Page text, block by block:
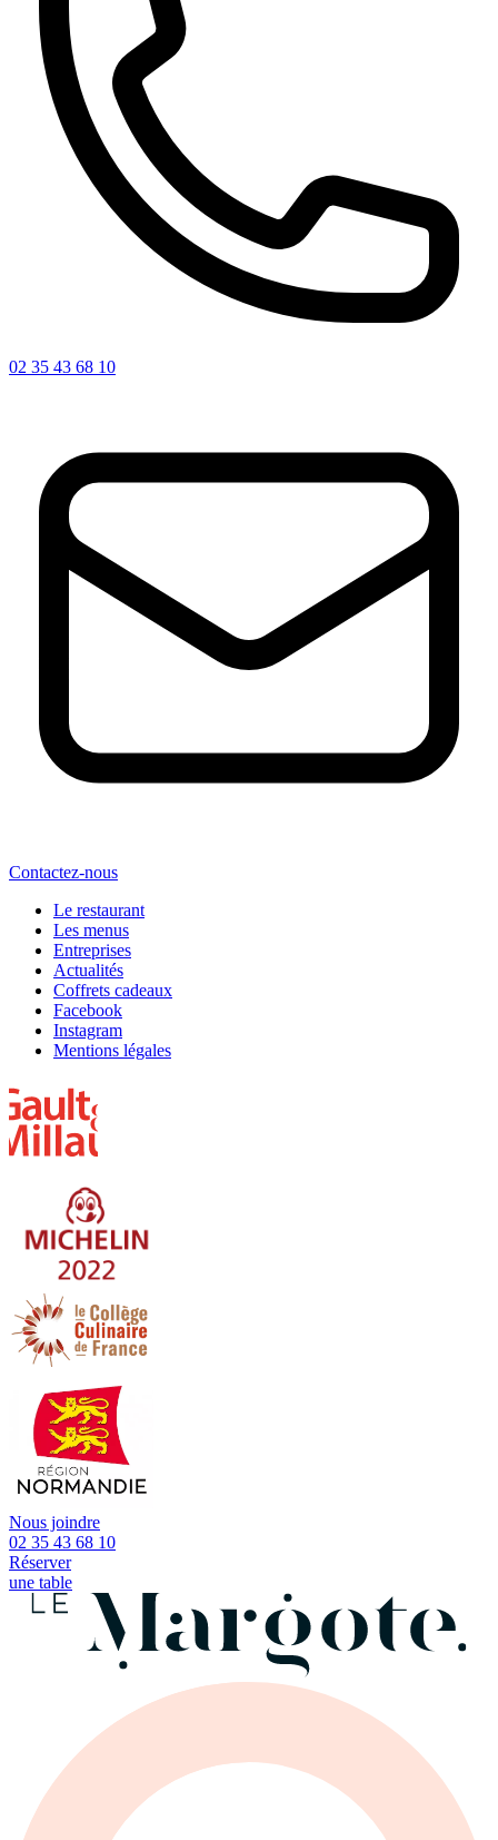
02 35 43 68 10
Contactez-nous
Le restaurant
Les menus
Entreprises
Actualités
Coffrets cadeaux
Facebook
Instagram
Mentions légales
Nous joindre
02 35 43 68 10
Réserver
une table